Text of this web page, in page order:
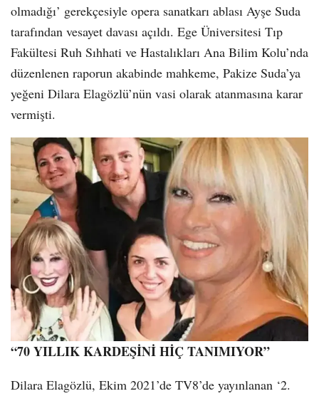
olmadığı’ gerekçesiyle opera sanatkarı ablası Ayşe Suda
tarafından vesayet davası açıldı. Ege Üniversitesi Tıp
Fakültesi Ruh Sıhhati ve Hastalıkları Ana Bilim Kolu’nda
düzenlenen raporun akabinde mahkeme, Pakize Suda’ya
yeğeni Dilara Elagözlü’nün vasi olarak atanmasına karar
vermişti.
“70 YILLIK KARDEŞİNİ HİÇ TANIMIYOR”
Dilara Elagözlü, Ekim 2021’de TV8’de yayınlanan ‘2.